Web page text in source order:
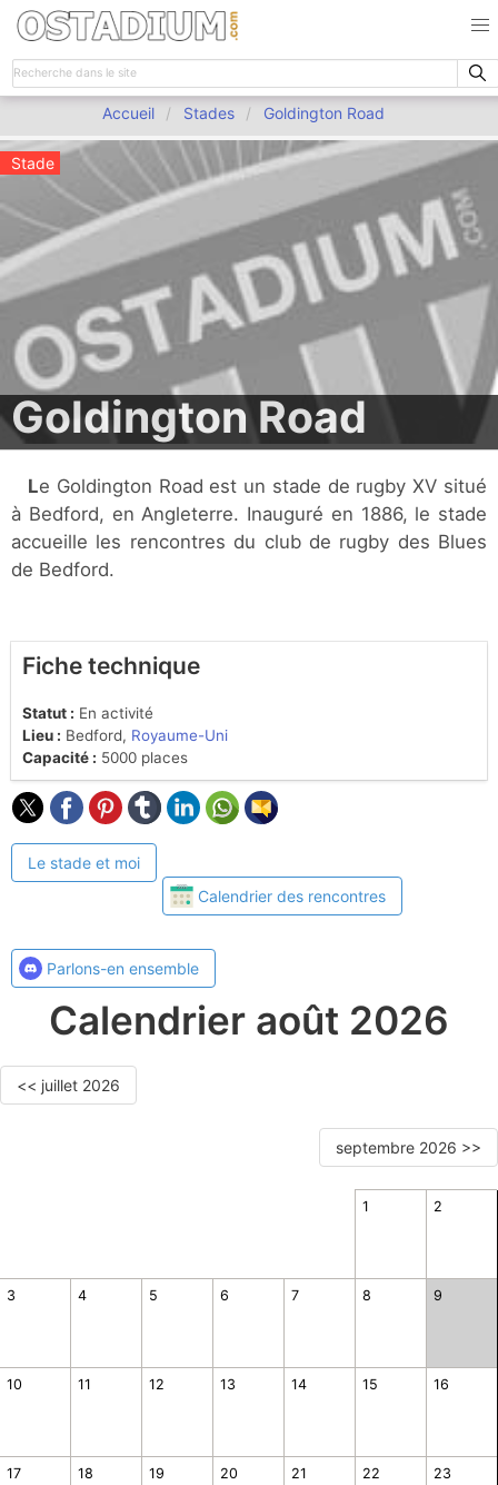
Accueil Stades Goldington Road
Stade
Goldington Road
Le Goldington Road est un stade de rugby XV situé
à Bedford, en Angleterre. Inauguré en 1886, le stade
accueille les rencontres du club de rugby des Blues
de Bedford.
Fiche technique
Statut : En activité
Lieu : Bedford, Royaume-Uni
Capacité : 5000 places
Le stade et moi
Calendrier des rencontres
Parlons-en ensemble
Calendrier août 2026
<< juillet 2026
septembre 2026 >>
1 2
3 4 5 6 7 8 9
10 11 12 13 14 15 16
17 18 19 20 21 22 23